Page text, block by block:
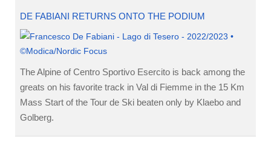
DE FABIANI RETURNS ONTO THE PODIUM
The Alpine of Centro Sportivo Esercito is back among the
greats on his favorite track in Val di Fiemme in the 15 Km
Mass Start of the Tour de Ski beaten only by Klaebo and
Golberg.